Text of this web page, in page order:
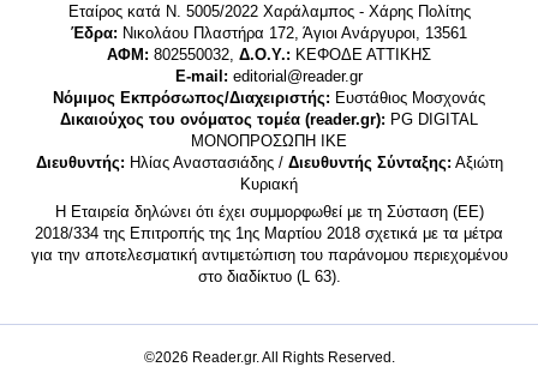
Εταίρος κατά Ν. 5005/2022 Χαράλαμπος - Χάρης Πολίτης
Έδρα: Νικολάου Πλαστήρα 172, Άγιοι Ανάργυροι, 13561
ΑΦΜ: 802550032, Δ.Ο.Υ.: ΚΕΦΟΔΕ ΑΤΤΙΚΗΣ
E-mail: editorial@reader.gr
Νόμιμος Εκπρόσωπος/Διαχειριστής: Ευστάθιος Μοσχονάς
Δικαιούχος του ονόματος τομέα (reader.gr): PG DIGITAL
MONΟΠΡΟΣΩΠΗ ΙΚΕ
Διευθυντής: Ηλίας Αναστασιάδης / Διευθυντής Σύνταξης: Αξιώτη
Κυριακή
Η Εταιρεία δηλώνει ότι έχει συμμορφωθεί με τη Σύσταση (ΕΕ)
2018/334 της Επιτροπής της 1ης Μαρτίου 2018 σχετικά με τα μέτρα
για την αποτελεσματική αντιμετώπιση του παράνομου περιεχομένου
στο διαδίκτυο (L 63).
©2026 Reader.gr. All Rights Reserved.